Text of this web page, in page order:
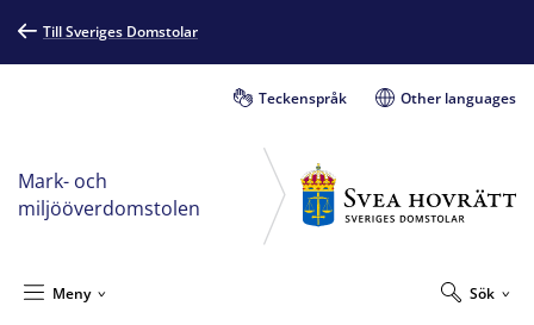
Till Sveriges Domstolar
Teckenspråk Other languages
Mark- och
miljööverdomstolen
Sök
Meny